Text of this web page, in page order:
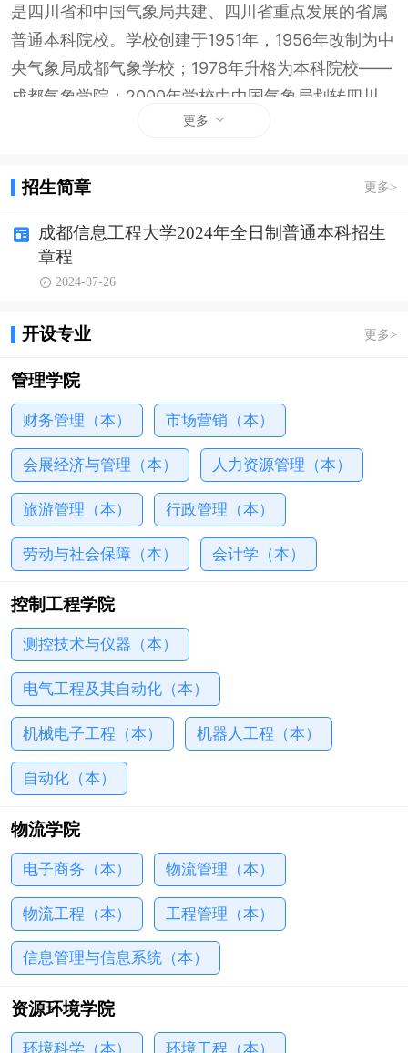
是四川省和中国气象局共建、四川省重点发展的省属
普通本科院校。学校创建于1951年，1956年改制为中
央气象局成都气象学校；1978年升格为本科院校——
成都气象学院；2000年学校由中国气象局划转四川
省，更名为成都信息工程学院；2001年原隶属国家统
息工程大学。学校是国家中西部基础能力建设工程高
四川省首批“一流学科建设”高校、四川省新增博士学
位授予单位建设高校。 学校现有航空港、龙泉两个校
区，占地面积2000余亩。学校拥有馆藏丰富的图书馆
和设施齐备的现代化体育场馆，环境幽雅，景色宜
更多
招生简章 更多>
成都信息工程大学2024年全日制普通本科招生
章程
2024-07-26
开设专业 更多>
管理学院
财务管理（本） 市场营销（本）
会展经济与管理（本） 人力资源管理（本）
旅游管理（本） 行政管理（本）
劳动与社会保障（本） 会计学（本）
控制工程学院
测控技术与仪器（本）
电气工程及其自动化（本）
机械电子工程（本） 机器人工程（本）
自动化（本）
物流学院
电子商务（本） 物流管理（本）
物流工程（本） 工程管理（本）
信息管理与信息系统（本）
资源环境学院
环境科学（本） 环境工程（本）